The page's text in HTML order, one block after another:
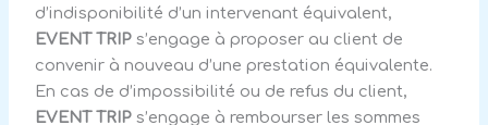
d’indisponibilité d’un intervenant équivalent,
EVENT TRIP s’engage à proposer au client de
convenir à nouveau d’une prestation équivalente.
En cas de d’impossibilité ou de refus du client,
EVENT TRIP s’engage à rembourser les sommes